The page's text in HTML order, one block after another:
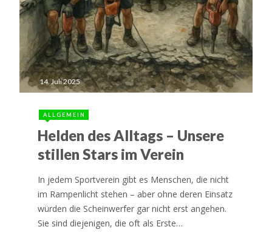
14. Juli 2025
ALLGEMEIN
Helden des Alltags – Unsere
stillen Stars im Verein
In jedem Sportverein gibt es Menschen, die nicht
im Rampenlicht stehen – aber ohne deren Einsatz
würden die Scheinwerfer gar nicht erst angehen.
Sie sind diejenigen, die oft als Erste…